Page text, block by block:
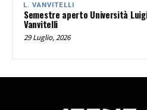
L. VANVITELLI
Semestre aperto Università
Vanvitelli
29 Luglio, 2026